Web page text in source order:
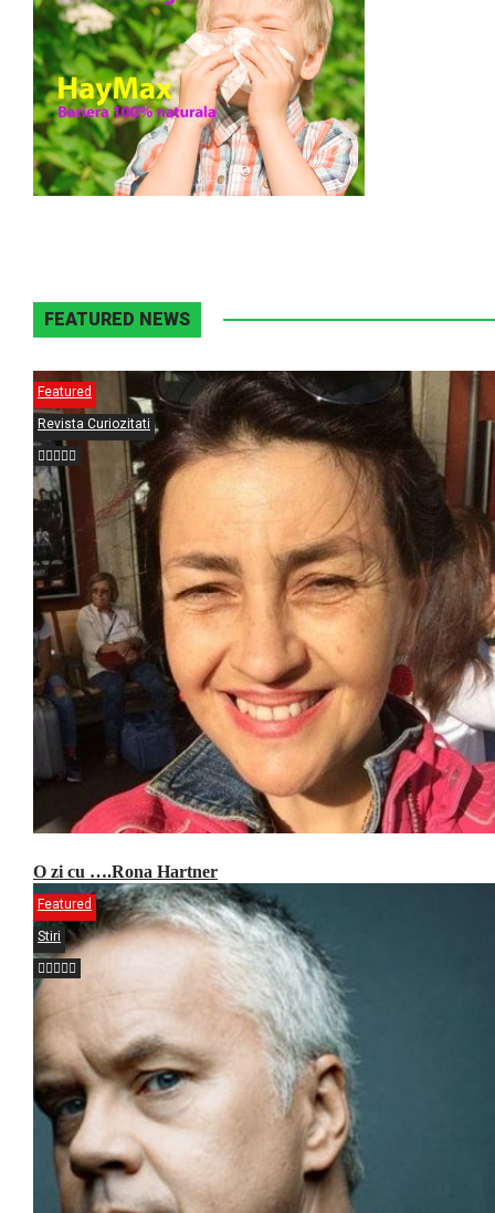
FEATURED NEWS
Featured
Revista Curiozitati
O zi cu ….Rona Hartner
Featured
Stiri